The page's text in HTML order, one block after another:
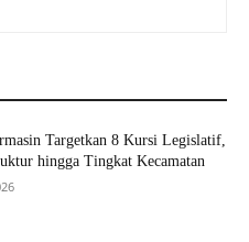
Targetkan 8 Kursi Legislatif,
hingga Tingkat Kecamatan